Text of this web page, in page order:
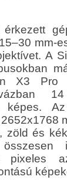
mm-
A
X3 Pro
képes.
zöld és
pixeles